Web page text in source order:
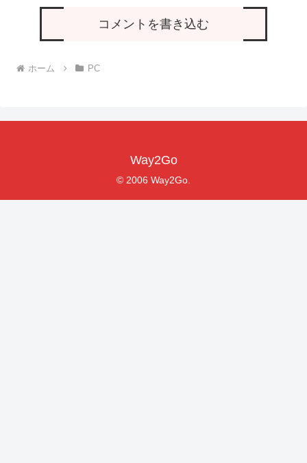
コメントを書き込む
ホーム PC
Way2Go
© 2006 Way2Go.